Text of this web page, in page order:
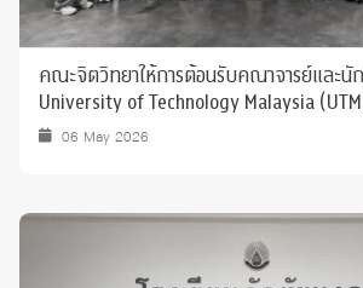
คณะจิตวิทยาให้การต้อนรับคณาจารย์และนั
University of Technology Malaysia
06 May 2026